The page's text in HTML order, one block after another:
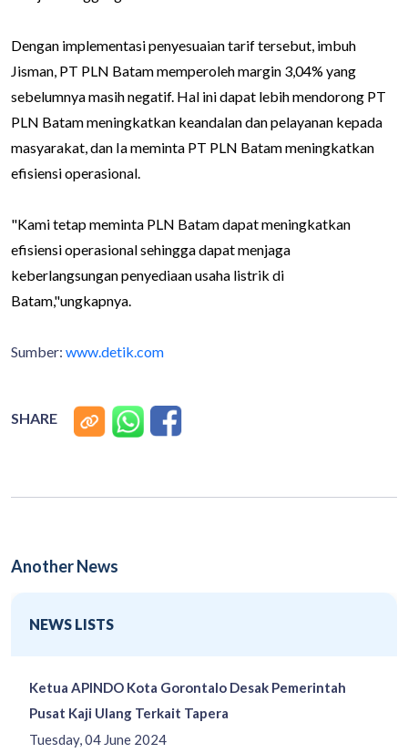
Dengan implementasi penyesuaian tarif tersebut, imbuh
Jisman, PT PLN Batam memperoleh margin 3,04% yang
sebelumnya masih negatif. Hal ini dapat lebih mendorong PT
PLN Batam meningkatkan keandalan dan pelayanan kepada
masyarakat, dan Ia meminta PT PLN Batam meningkatkan
efisiensi operasional.
"Kami tetap meminta PLN Batam dapat meningkatkan
efisiensi operasional sehingga dapat menjaga
keberlangsungan penyediaan usaha listrik di
Batam,"ungkapnya.
Sumber: www.detik.com
SHARE
Another News
NEWS LISTS
Tuesday, 04 June 2024
Ketua APINDO Kota Gorontalo Desak Pemerintah
Pusat Kaji Ulang Terkait Tapera